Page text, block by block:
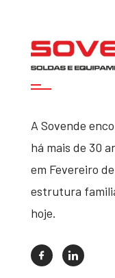
A Sovende
há mais de 30
em Fevereiro
estrutura
hoje.